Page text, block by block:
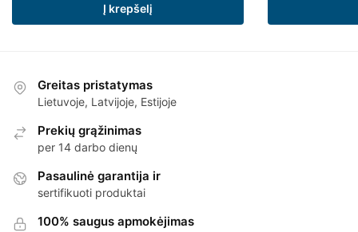
Į krepšelį
Greitas pristatymas
Lietuvoje, Latvijoje, Estijoje
Prekių grąžinimas
per 14 darbo dienų
Pasaulinė garantija ir
sertifikuoti produktai
100% saugus apmokėjimas